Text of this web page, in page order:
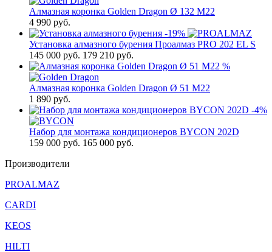
Алмазная коронка Golden Dragon Ø 132 М22
4 990 руб.
-19%
Установка алмазного бурения Проалмаз PRO 202 EL S
145 000 руб. 179 210 руб.
%
Алмазная коронка Golden Dragon Ø 51 М22
1 890 руб.
-4%
Набор для монтажа кондиционеров BYCON 202D
159 000 руб. 165 000 руб.
Производители
PROALMAZ
CARDI
KEOS
HILTI